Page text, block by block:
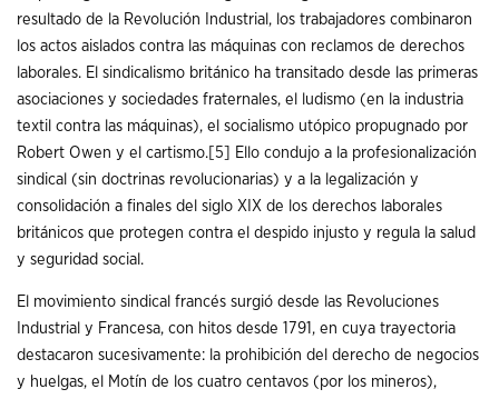
resultado de la Revolución Industrial, los trabajadores combinaron
los actos aislados contra las máquinas con reclamos de derechos
laborales. El sindicalismo británico ha transitado desde las primeras
asociaciones y sociedades fraternales, el ludismo (en la industria
textil contra las máquinas), el socialismo utópico propugnado por
Robert Owen y el cartismo.[5] Ello condujo a la profesionalización
sindical (sin doctrinas revolucionarias) y a la legalización y
consolidación a finales del siglo XIX de los derechos laborales
británicos que protegen contra el despido injusto y regula la salud
y seguridad social.
El movimiento sindical francés surgió desde las Revoluciones
Industrial y Francesa, con hitos desde 1791, en cuya trayectoria
destacaron sucesivamente: la prohibición del derecho de negocios
y huelgas, el Motín de los cuatro centavos (por los mineros),